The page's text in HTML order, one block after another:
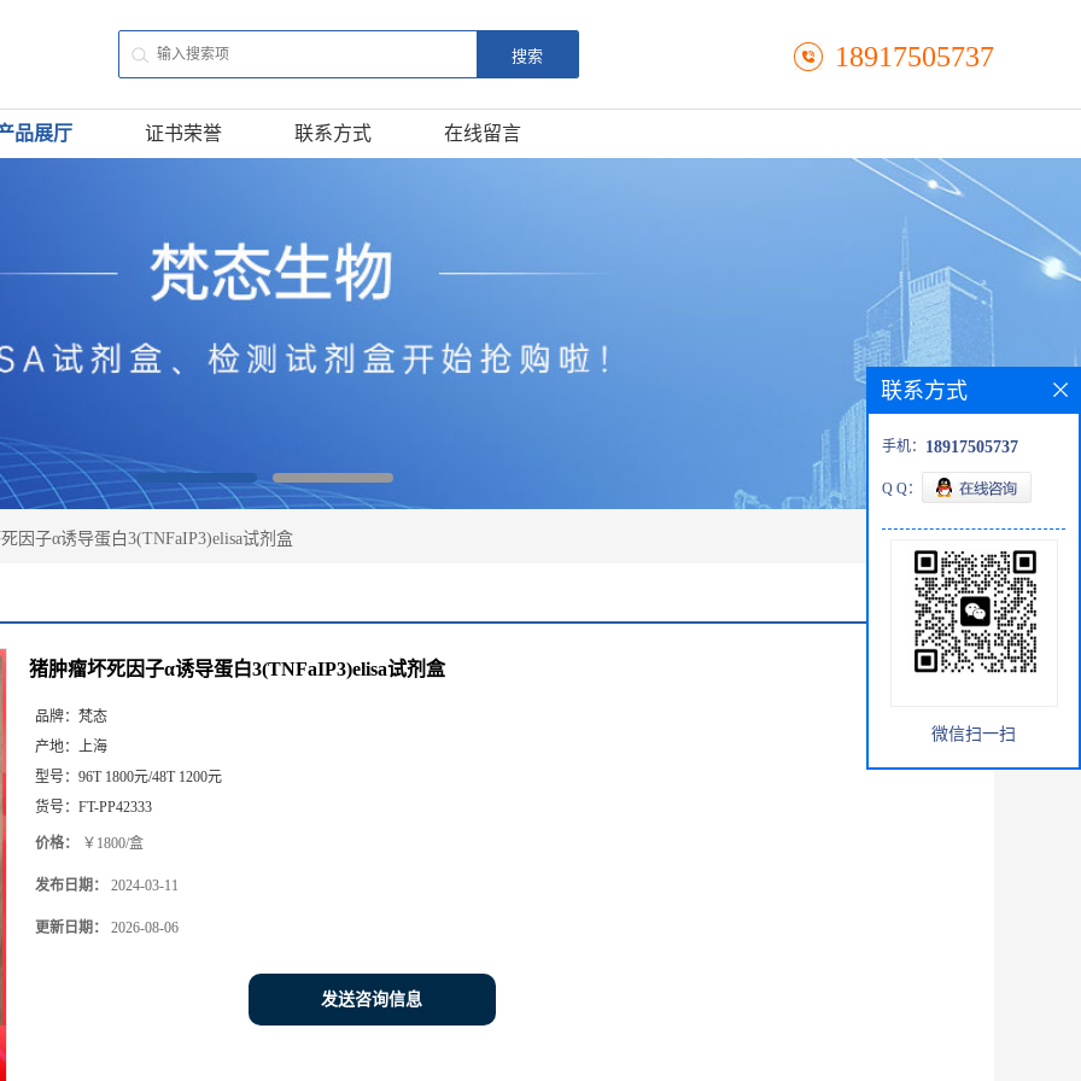
18917505737
品展厅 证书荣誉 联系方式 在线留言
因子α诱导蛋白3(TNFaIP3)elisa试剂盒
猪肿瘤坏死因子α诱导蛋白3(TNFaIP3)elisa试剂盒
品牌： 梵态
产地： 上海
型号： 96T 1800元/48T 1200元
货号： FT-PP42333
价格： ￥1800/盒
发布日期： 2024-03-11
更新日期： 2026-08-06
发送咨询信息
联系方式
手机： 18917505737
Q Q：
微信扫一扫